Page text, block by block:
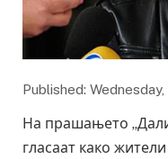
Published:
На прашањето
гласаат како